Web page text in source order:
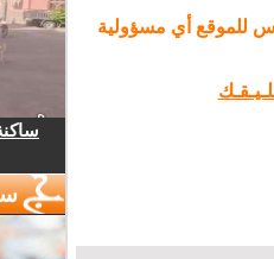
للموقع أي مسؤولية